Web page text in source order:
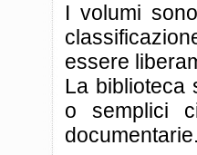
I volumi
essere
La biblioteca
o semplici